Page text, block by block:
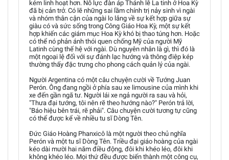
kém linh hoạt hơn. Nỗ lực đàn áp Thánh lễ La tinh ở Hoa Kỳ
đã bị cản trở. Có lẽ những sai lầm chính trị nảy sinh vì ngài
và nhóm thân cận của ngài lo lắng về sự kết hợp giữa sự
giàu có và sức sống trong Công Giáo Hoa Kỳ, một sự kết
hợp khiến các giám mục Hoa Kỳ khó bị thao túng hơn. Hoặc
có thể nó phản ánh thói quen chống Mỹ của người Mỹ
Latinh cùng thế hệ với ngài. Dù nguyên nhân là gì, thì đó là
một ngoại lệ đối với sự đánh lạc hướng và thông điệp kép
thường thấy đặc trưng cho phong cách quản lý của ngài.
Người Argentina có một câu chuyện cười về Tướng Juan
Perón. Ông đang ngồi ở phía sau xe limousine của mình khi
xe đến gần ngã tư. Người lái xe ngả người ra sau và hỏi,
"Thưa đại tướng, tôi nên rẽ theo hướng nào?" Perón trả lời,
"Báo hiệu bên trái, rẽ phải". Câu chuyện cười tương tự cũng
có thể được kể về nhiều tu sĩ Dòng Tên.
Đức Giáo Hoàng Phanxicô là một người theo chủ nghĩa
Perón và một tu sĩ Dòng Tên. Triều đại giáo hoàng của ngài
kéo dài mười hai năm điều động, đôi khi khéo léo, đôi khi
không khéo léo. Mọi thứ đều được biến thành một công cụ,